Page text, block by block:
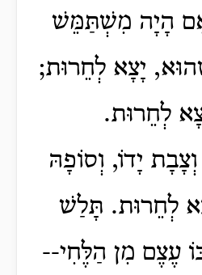
הָיָה מִשְׁתַּמֵּשׁ
יָצָא לְחֵרוּת;
לְחֵרוּת.
יָדוֹ, וְסוֹפָהּ
לְחֵרוּת. תָּלַשׁ
עֶצֶם מִן הַלֶּחִי--